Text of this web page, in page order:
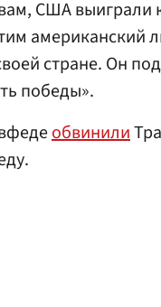
США
американский
стране. Он
победы».
обвинили